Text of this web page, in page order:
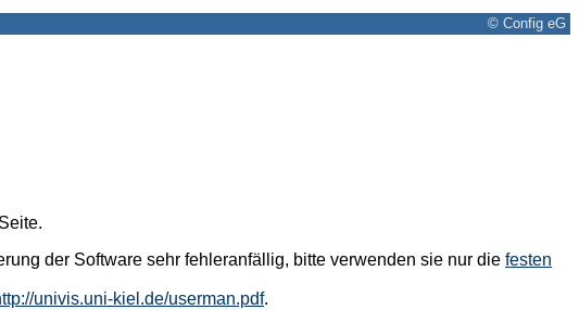
© Config eG
der Software sehr fehleranfällig, bitte verwenden sie nur die festen
univis.uni-kiel.de/userman.pdf.